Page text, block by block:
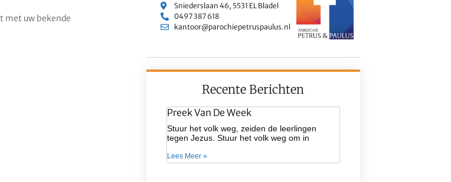
met uw bekende
Sniederslaan 46, 5531 EL Bladel
0497 387 618
kantoor@parochiepetruspaulus.nl
Recente Berichten
Preek Van De Week
Stuur het volk weg, zeiden de leerlingen
tegen Jezus. Stuur het volk weg om in
Lees Meer »